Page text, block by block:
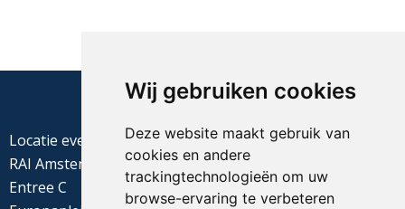
Wij gebruiken cookies
Deze website maakt gebruik van
cookies en andere
trackingtechnologieën om uw
browse-ervaring te verbeteren
Locatie evenement
RAI Amsterdam
Entree C